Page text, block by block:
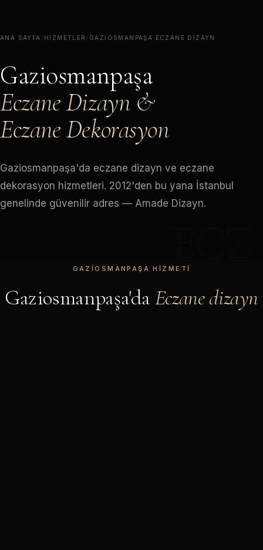
ANA SAYFA / HIZMETLER / GAZIOSMANPAŞA ECZANE DIZAYN
Gaziosmanpaşa
Eczane Dizayn &
Eczane Dekorasyon
Gaziosmanpaşa'da eczane dizayn ve eczane
dekorasyon hizmetleri. 2012'den bu yana İstanbul
genelinde güvenilir adres — Amade Dizayn.
GAZIOSMANPAŞA HIZMETI
Gaziosmanpaşa'daEczane dizayn